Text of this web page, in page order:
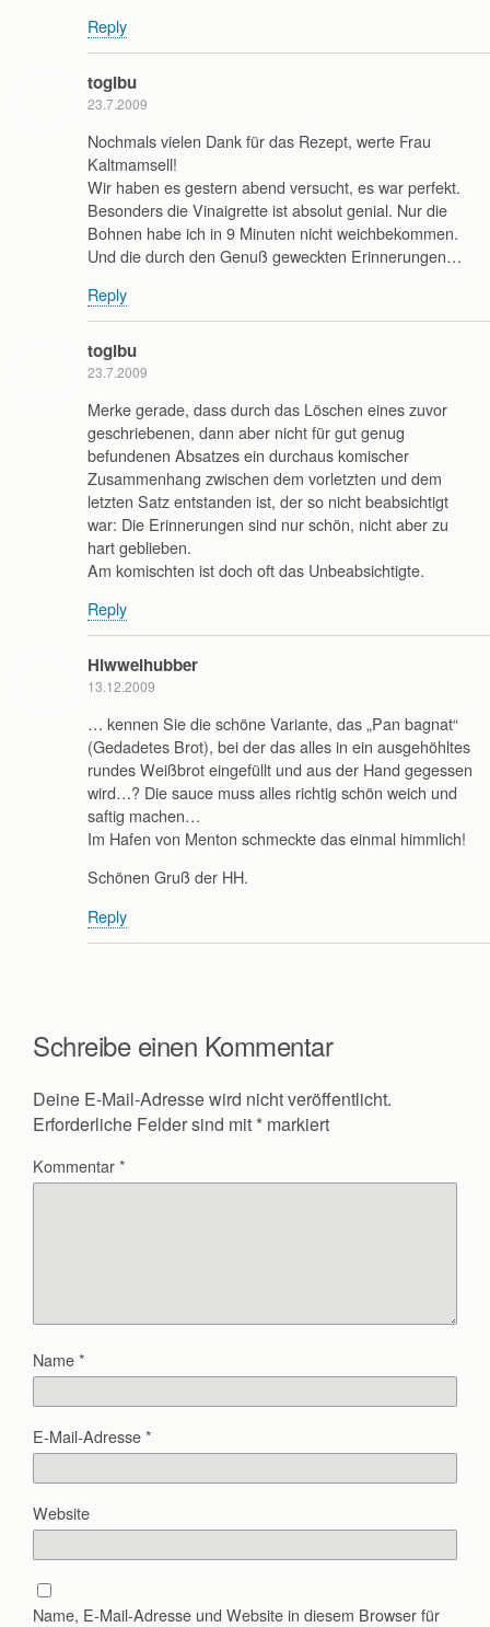
Reply
togibu
23.7.2009
Nochmals vielen Dank für das Rezept, werte Frau
Kaltmamsell!
Wir haben es gestern abend versucht, es war perfekt.
Besonders die Vinaigrette ist absolut genial. Nur die
Bohnen habe ich in 9 Minuten nicht weichbekommen.
Und die durch den Genuß geweckten Erinnerungen…
Reply
togibu
23.7.2009
Merke gerade, dass durch das Löschen eines zuvor
geschriebenen, dann aber nicht für gut genug
befundenen Absatzes ein durchaus komischer
Zusammenhang zwischen dem vorletzten und dem
letzten Satz entstanden ist, der so nicht beabsichtigt
war: Die Erinnerungen sind nur schön, nicht aber zu
hart geblieben.
Am komischten ist doch oft das Unbeabsichtigte.
Reply
Hiwwelhubber
13.12.2009
… kennen Sie die schöne Variante, das „Pan bagnat“
(Gedadetes Brot), bei der das alles in ein ausgehöhltes
rundes Weißbrot eingefüllt und aus der Hand gegessen
wird…? Die sauce muss alles richtig schön weich und
saftig machen…
Im Hafen von Menton schmeckte das einmal himmlich!
Schönen Gruß der HH.
Reply
Schreibe einen Kommentar
Deine E-Mail-Adresse wird nicht veröffentlicht.
Erforderliche Felder sind mit * markiert
Kommentar*
Name*
E-Mail-Adresse*
Website
Name, E-Mail-Adresse und Website in diesem Browser für